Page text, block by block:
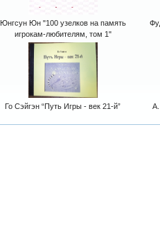
Юнгсун Юн "100 узелков на память
игрокам-любителям, том 1"
Го Сэйгэн “Путь Игры - век 21-й” А.